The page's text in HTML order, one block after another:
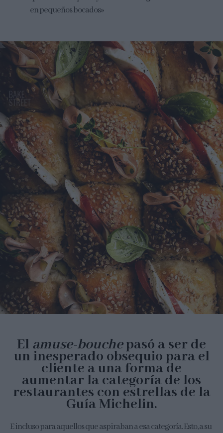
en pequeños bocados»
El amuse-bouchepasó a ser de
un inesperado obsequio para el
cliente a una forma de
aumentar la categoría de los
restaurantes con estrellas de la
Guía Michelin.
E incluso para aquellos que aspiraban a esa categoría.​ Esto, a su